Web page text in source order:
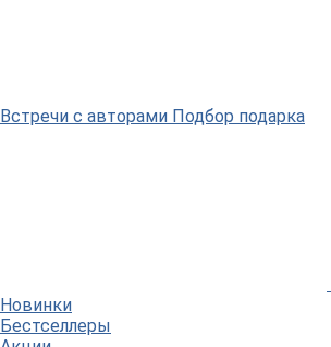
Встречи с авторами Подбор подарка
Новинки
Бестселлеры